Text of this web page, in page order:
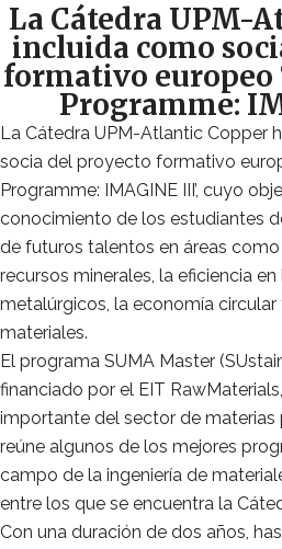
La Cátedra UPM-
incluida como
formativo europeo
Programme:
La Cátedra UPM-Atlantic Copper
socia del proyecto formativo
Programme: IMAGINE III’, cuyo
conocimiento de los estudiantes
de futuros talentos en áreas
recursos minerales, la eficiencia
metalúrgicos, la economía
materiales.
El programa SUMA Master (
financiado por el EIT
importante del sector de materias
reúne algunos de los mejores
campo de la ingeniería de
entre los que se encuentra la
Con una duración de dos años,